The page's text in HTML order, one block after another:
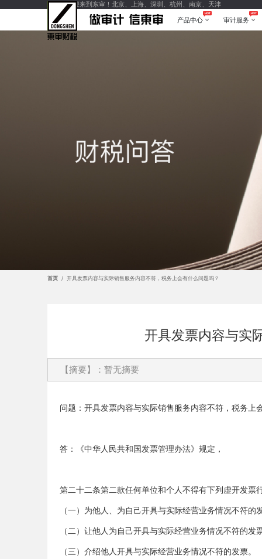
您好，欢迎来到东审！北京、上海、深圳、杭州、南京、天津
产品中心
产品中心
审计服务
审计服务
首页 /开具发票内容与实际销售服务内容不符，税务上会有什么问题吗？
开具发票内容与实
【摘要】：暂无摘要
问题：开具发票内容与实际销售服务内容不符，税务上
答： 《中华人民共和国发票管理办法》规定，
第二十二条第二款任何单位和个人不得有下列虚开发票
（一）为他人、为自己开具与实际经营业务情况不符的
（二）让他人为自己开具与实际经营业务情况不符的发
（三）介绍他人开具与实际经营业务情况不符的发票。